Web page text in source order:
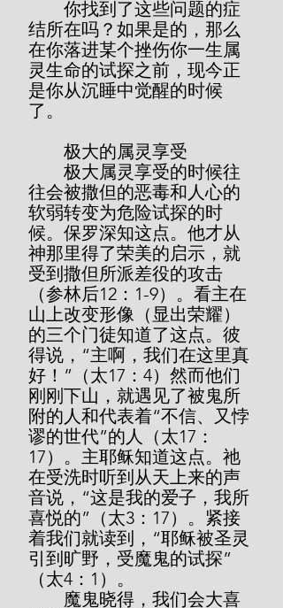
结所在吗？如果是的，那么
在你落进某个挫伤你一生属
灵生命的试探之前，现今正
是你从沉睡中觉醒的时候
了。
        极大的属灵享受
往会被撒但的恶毒和人心的
软弱转变为危险试探的时
候。保罗深知这点。他才从
神那里得了荣美的启示，就
受到撒但所派差役的攻击
（参林后12：1-9）。看主在
山上改变形像（显出荣耀）
的三个门徒知道了这点。彼
得说，“主啊，我们在这里真
好！”（太17：4）然而他们
刚刚下山，就遇见了被鬼所
附的人和代表着“不信、又悖
谬的世代”的人（太17：
17）。主耶稣知道这点。祂
在受洗时听到从天上来的声
音说，“这是我的爱子，我所
喜悦的”（太3：17）。紧接
着我们就读到，“耶稣被圣灵
引到旷野，受魔鬼的试探”
（太4：1）。